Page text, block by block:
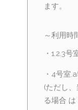
ます。
～利用時
・1.2.3
・4号室
(ただし
る場合